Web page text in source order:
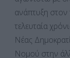
ανάπτυξη
τελευταία
Νέας
Νομού στην